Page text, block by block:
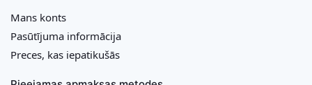
Mans konts
Pasūtījuma informācija
Preces, kas iepatikušās